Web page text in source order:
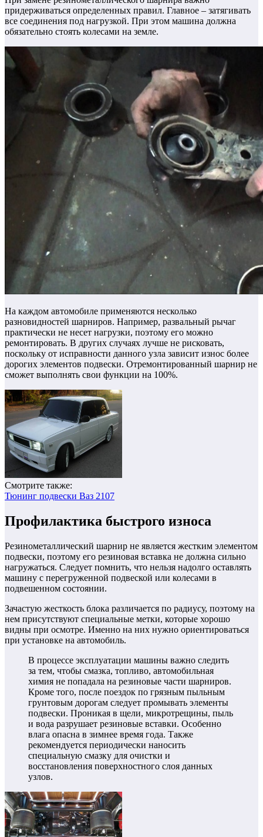
придерживаться определенных правил. Главное – затягивать
все соединения под нагрузкой. При этом машина должна
обязательно стоять колесами на земле.
На каждом автомобиле применяются несколько
разновидностей шарниров. Например, развальный рычаг
практически не несет нагрузки, поэтому его можно
ремонтировать. В других случаях лучше не рисковать,
поскольку от исправности данного узла зависит износ более
дорогих элементов подвески. Отремонтированный шарнир не
сможет выполнять свои функции на 100%.
Смотрите также:
Тюнинг подвески Ваз 2107
Профилактика быстрого износа
Резинометаллический шарнир не является жестким элементом
подвески, поэтому его резиновая вставка не должна сильно
нагружаться. Следует помнить, что нельзя надолго оставлять
машину с перегруженной подвеской или колесами в
подвешенном состоянии.
Зачастую жесткость блока различается по радиусу, поэтому на
нем присутствуют специальные метки, которые хорошо
видны при осмотре. Именно на них нужно ориентироваться
при установке на автомобиль.
В процессе эксплуатации машины важно следить
за тем, чтобы смазка, топливо, автомобильная
химия не попадала на резиновые части шарниров.
Кроме того, после поездок по грязным пыльным
грунтовым дорогам следует промывать элементы
подвески. Проникая в щели, микротрещины, пыль
и вода разрушает резиновые вставки. Особенно
влага опасна в зимнее время года. Также
рекомендуется периодически наносить
специальную смазку для очистки и
восстановления поверхностного слоя данных
узлов.